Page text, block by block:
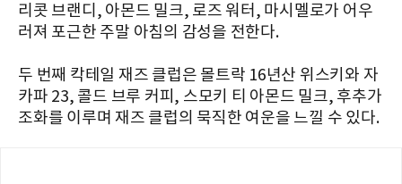
리콧 브랜디, 아몬드 밀크, 로즈 워터, 마시멜로가 어우
러져 포근한 주말 아침의 감성을 전한다.
두 번째 칵테일 재즈 클럽은 몰트락 16년산 위스키와 자
카파 23, 콜드 브루 커피, 스모키 티 아몬드 밀크, 후추가
조화를 이루며 재즈 클럽의 묵직한 여운을 느낄 수 있다.